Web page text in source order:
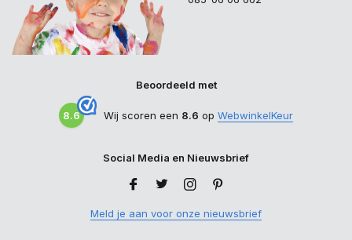
Beoordeeld met
8.6 Wij scoren een 8.6 op WebwinkelKeur
Social Media en Nieuwsbrief
Meld je aan voor onze nieuwsbrief